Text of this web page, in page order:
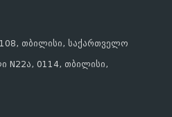
თბილისი, საქართველო
N22ა, 0114, თბილისი,